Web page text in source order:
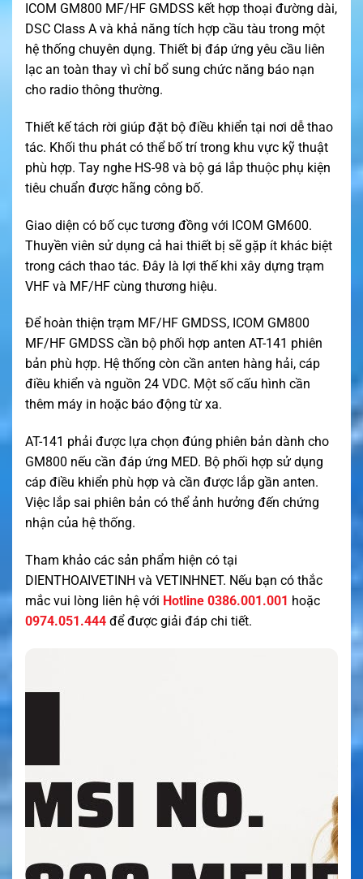
ICOM GM800 MF/HF GMDSS kết hợp thoại đường dài,
DSC Class A và khả năng tích hợp cầu tàu trong một
hệ thống chuyên dụng. Thiết bị đáp ứng yêu cầu liên
lạc an toàn thay vì chỉ bổ sung chức năng báo nạn
cho radio thông thường.
Thiết kế tách rời giúp đặt bộ điều khiển tại nơi dễ thao
tác. Khối thu phát có thể bố trí trong khu vực kỹ thuật
phù hợp. Tay nghe HS-98 và bộ gá lắp thuộc phụ kiện
tiêu chuẩn được hãng công bố.
Giao diện có bố cục tương đồng với ICOM GM600.
Thuyền viên sử dụng cả hai thiết bị sẽ gặp ít khác biệt
trong cách thao tác. Đây là lợi thế khi xây dựng trạm
VHF và MF/HF cùng thương hiệu.
Để hoàn thiện trạm MF/HF GMDSS, ICOM GM800
MF/HF GMDSS cần bộ phối hợp anten AT-141 phiên
bản phù hợp. Hệ thống còn cần anten hàng hải, cáp
điều khiển và nguồn 24 VDC. Một số cấu hình cần
thêm máy in hoặc báo động từ xa.
AT-141 phải được lựa chọn đúng phiên bản dành cho
GM800 nếu cần đáp ứng MED. Bộ phối hợp sử dụng
cáp điều khiển phù hợp và cần được lắp gần anten.
Việc lắp sai phiên bản có thể ảnh hưởng đến chứng
nhận của hệ thống.
Tham khảo các sản phẩm hiện có tại
DIENTHOAIVETINH và VETINHNET. Nếu bạn có thắc
mắc vui lòng liên hệ với Hotline 0386.001.001 hoặc
0974.051.444 để được giải đáp chi tiết.